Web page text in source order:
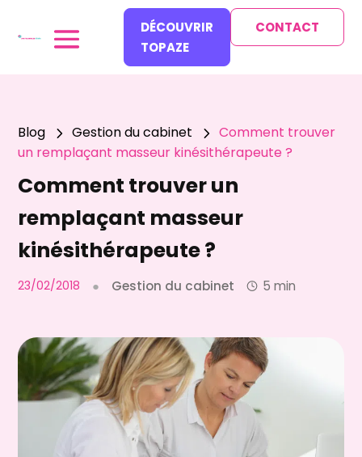
DÉCOUVRIR
TOPAZE
CONTACT
Blog 5 Gestion du cabinet 5 Comment trouver
un remplaçant masseur kinésithérapeute ?
Comment trouver un
remplaçant masseur
kinésithérapeute ?
23/02/2018 ● Gestion du cabinet 5 min